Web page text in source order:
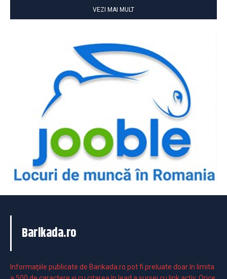
VEZI MAI MULT
Barikada.ro
Informaţiile publicate de Barikada.ro pot fi preluate doar în limita